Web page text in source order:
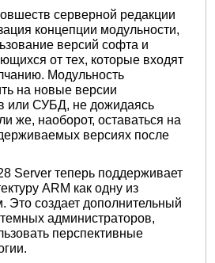
серверной редакции
концепции модульности,
версий софта и
от тех, которые входят
Модульность
на новые версии
или СУБД, не дожидаясь
же, наоборот, оставаться на
версиях после
Server теперь поддерживает
ARM как одну из
Это создает дополнительный
администраторов,
перспективные